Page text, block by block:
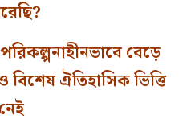
বেড়ে
ঐতিহাসিক ভিত্তি
নেই